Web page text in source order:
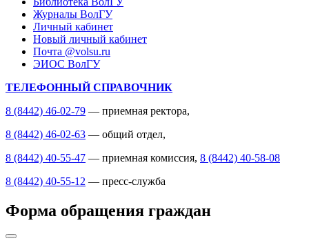
Журналы ВолГУ
Личный кабинет
Новый личный кабинет
Почта @volsu.ru
ЭИОС ВолГУ
ТЕЛЕФОННЫЙ СПРАВОЧНИК
8 (8442) 46-02-79 — приемная ректора,
8 (8442) 46-02-63 — общий отдел,
8 (8442) 40-55-47 — приемная комиссия, 8 (8442) 40-58-08
8 (8442) 40-55-12 — пресс-служба
Форма обращения граждан